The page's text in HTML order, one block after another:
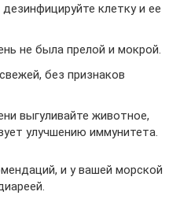
клетку и ее
не была прелой и мокрой.
без признаков
выгуливайте животное,
улучшению иммунитета.
и у вашей морской